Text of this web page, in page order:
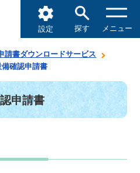
設定 探す メニュー
請書ダウンロードサービス
確認申請書
申請書